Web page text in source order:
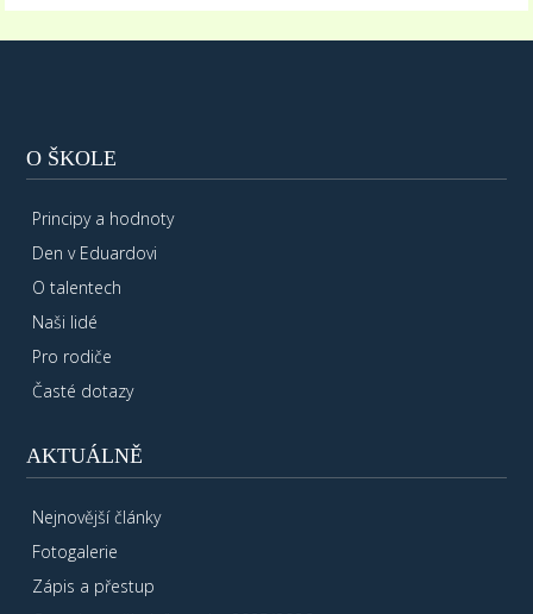
O ŠKOLE
Principy a hodnoty
Den v Eduardovi
O talentech
Naši lidé
Pro rodiče
Časté dotazy
AKTUÁLNĚ
Nejnovější články
Fotogalerie
Zápis a přestup